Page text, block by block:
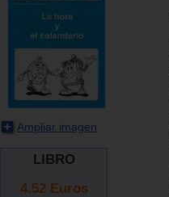
Ampliar imagen
LIBRO
4.52 Euros